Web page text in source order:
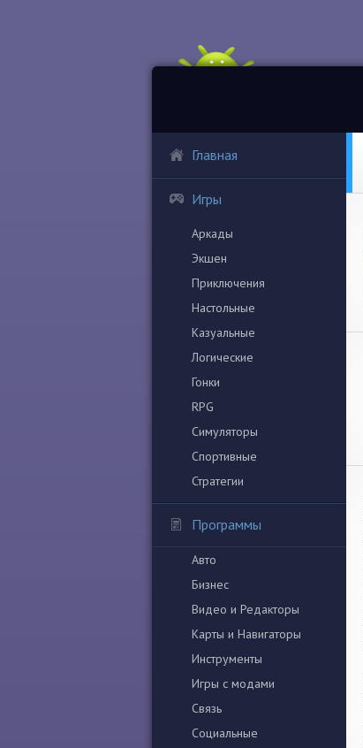
Главная
Игры
Аркады
Экшен
Приключения
Настольные
Казуальные
Логические
Гонки
RPG
Симуляторы
Спортивные
Стратегии
Программы
Авто
Бизнес
Видео и Редакторы
Карты и Навигаторы
Инструменты
Игры с модами
Связь
Социальные